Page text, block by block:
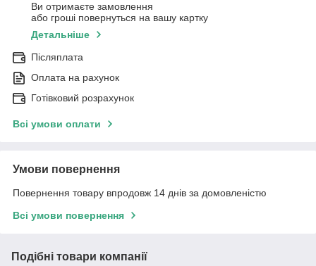
Ви отримаєте замовлення
або гроші повернуться на вашу картку
Детальніше
Післяплата
Оплата на рахунок
Готівковий розрахунок
Всі умови оплати
Умови повернення
Повернення товару впродовж 14 днів за домовленістю
Всі умови повернення
Подібні товари компанії